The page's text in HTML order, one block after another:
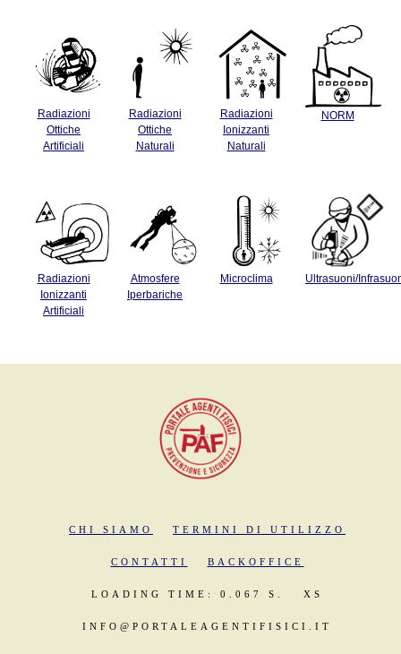
Radiazioni
Ottiche
Artificiali
Radiazioni
Ottiche
Naturali
Radiazioni
Ionizzanti
Naturali
NORM
Radiazioni
Ionizzanti
Artificiali
Atmosfere
Iperbariche
Microclima Ultrasuoni/
CHI SIAMO TERMINI DI UTILIZZO
CONTATTI BACKOFFICE
LOADING TIME: 0.067 S. XS
INFO@PORTALEAGENTIFISICI.IT